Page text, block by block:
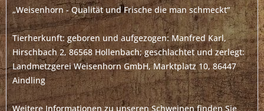
„Weisenhorn - Qualität und Frische die man schmeckt“
Tierherkunft: geboren und aufgezogen: Manfred Karl,
Hirschbach 2, 86568 Hollenbach; geschlachtet und zerlegt:
Landmetzgerei Weisenhorn GmbH, Marktplatz 10, 86447
Aindling
Weitere Informationen zu unseren Schweinen finden Sie